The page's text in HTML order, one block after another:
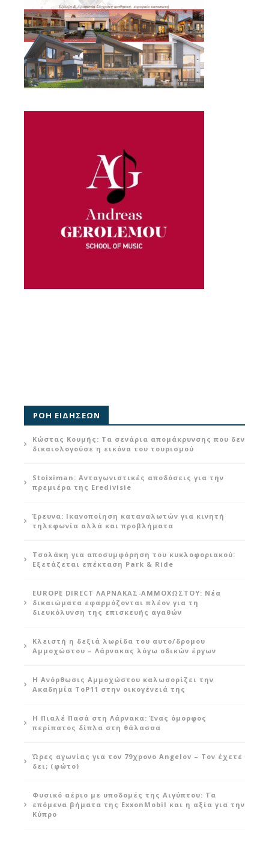
ΡΟΗ ΕΙΔΗΣΕΩΝ
Κώστας Κουμής: Τα σενάρια απομάκρυνσης που δεν
δικαιολογούσε η εικόνα του τουρισμού
Stoiximan: Ανταγωνιστικές αποδόσεις για την
πρεμιέρα της Eredivisie
Έρευνα: Ικανοποίηση καταναλωτών για κινητή
τηλεφωνία αλλά και προβλήματα
Τσολάκη για αποσυμφόρηση του κυκλοφοριακού:
Εξετάζεται επέκταση Park & Ride
EUROPE DIRECT ΛΑΡΝΑΚΑΣ-ΑΜΜΟΧΩΣΤΟΥ: Νέα
δικαιώματα εφαρμόζονται πλέον για τη
διευκόλυνση της επισκευής αγαθών
Κλειστή η δεξιά λωρίδα του αυτο/δρομου
Αμμοχώστου – Λάρνακας λόγω οδικών έργων
Η Ανόρθωσις Αμμοχώστου καλωσορίζει την
Ακαδημία ToP11 στην οικογένειά της
Η Πιαλέ Πασά στη Λάρνακα: Ένας όμορφος
περίπατος δίπλα στη θάλασσα
Ώρες αγωνίας για τον 79χρονο Angelov – Τον έχετε
δει; (φώτο)
Φυσικό αέριο με υποδομές της Αιγύπτου: Τα
επόμενα βήματα της ExxonMobil και η αξία για την
Κύπρο